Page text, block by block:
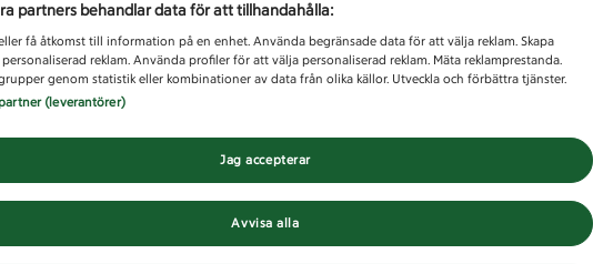
partners behandlar data för att tillhandahålla:
få åtkomst till information på en enhet. Använda begränsade data för att välja reklam. Skapa
reklam. Använda profiler för att välja personaliserad reklam. Mäta reklamprestanda.
genom statistik eller kombinationer av data från olika källor. Utveckla och förbättra tjänster.
(leverantörer)
Avvisa alla
Jag accepterar